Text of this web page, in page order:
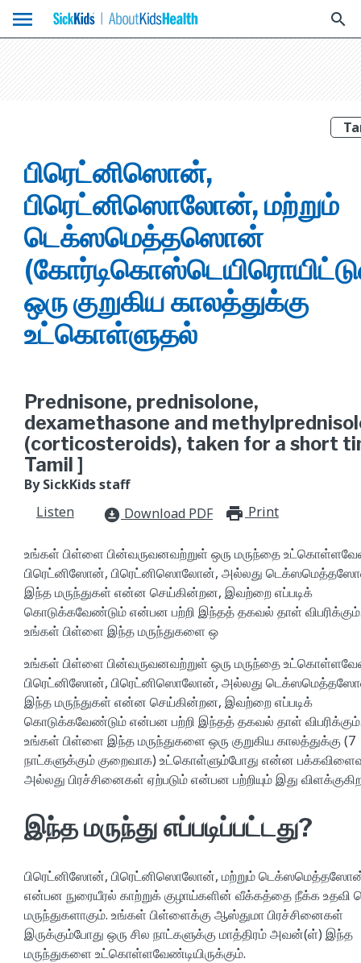
menu search
பிரெட்னிஸொன்,
பிரெட்னிஸொலோன், மற்றும்
டெக்ஸமெத்தஸொன்
ஒரு குறுகிய காலத்துக்கு
உட்கொள்ளுதல்
Prednisone, prednisolone,
dexamethasone and
(corticosteroids), taken for a short
Tamil ]
By SickKids staff
Listen
download_for_offline Download PDF Print
உங்கள் பிள்ளை பின்வருவனவற்றுள் ஒரு மருந்தை
பிரெட்னிஸோன், பிரெட்னிஸொலோன், அல்லது
இந்த மருந்துகள் என்ன செய்கின்றன, இவற்றை எப்படிக்
கொடுக்கவேண்டும் என்பன பற்றி இந்தத் தகவல் தாள்
உங்கள் பிள்ளை இந்த மருந்துகளை ஒ
உங்கள் பிள்ளை பின்வருவனவற்றுள் ஒரு மருந்தை
பிரெட்னிஸோன், பிரெட்னிஸொலோன், அல்லது
இந்த மருந்துகள் என்ன செய்கின்றன, இவற்றை எப்படிக்
கொடுக்கவேண்டும் என்பன பற்றி இந்தத் தகவல் தாள்
உங்கள் பிள்ளை இந்த மருந்துகளை ஒரு குறுகிய காலத்துக்கு (7
நாட்களுக்கும் குறைவாக) உட்கொள்ளும்போது என்ன
அல்லது பிரச்சினைகள் ஏற்படும் என்பன பற்றியும் இது
இந்த மருந்து எப்படிப்பட்டது?
பிரெட்னிஸோன், பிரெட்னிஸொலோன், மற்றும்
என்பன நுரையீரல் காற்றுக் குழாய்களின் வீக்கத்தை நீக்க உதவி
மருந்துகளாகும். உங்கள் பிள்ளைக்கு ஆஸ்துமா பிரச்சினைகள்
இருக்கும்போது ஒரு சில நாட்களுக்கு மாத்திரம் அவன்(ள்) இந்த
மருந்துகளை உட்கொள்ளவேண்டியிருக்கும்.